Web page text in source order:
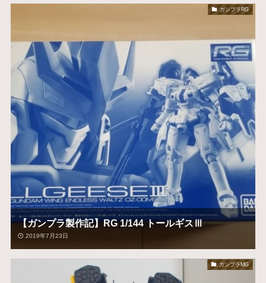
ガンプラRG
【ガンプラ製作記】RG 1/144 トールギスⅢ
2019年7月23日
ガンプラMG